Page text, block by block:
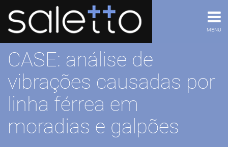
MENU
CASE: análise de
vibrações causadas por
linha férrea em
moradias e galpões